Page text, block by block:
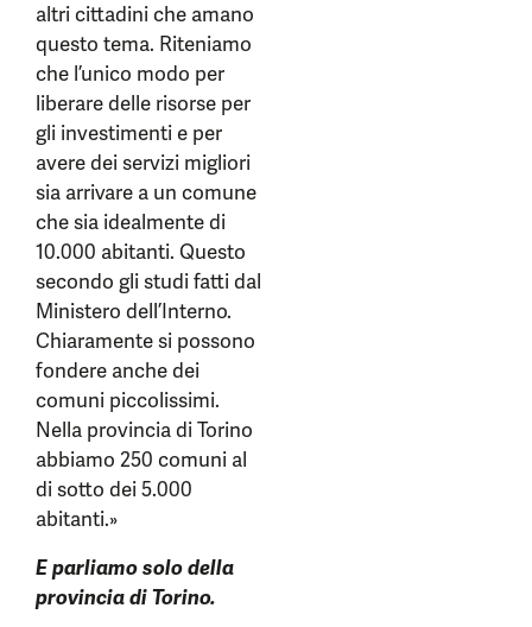
altri cittadini che amano
questo tema. Riteniamo
che l’unico modo per
liberare delle risorse per
gli investimenti e per
avere dei servizi migliori
sia arrivare a un comune
che sia idealmente di
10.000 abitanti. Questo
secondo gli studi fatti dal
Ministero dell’Interno.
Chiaramente si possono
fondere anche dei
comuni piccolissimi.
Nella provincia di Torino
abbiamo 250 comuni al
di sotto dei 5.000
abitanti.»
E parliamo solo della
provincia di Torino.